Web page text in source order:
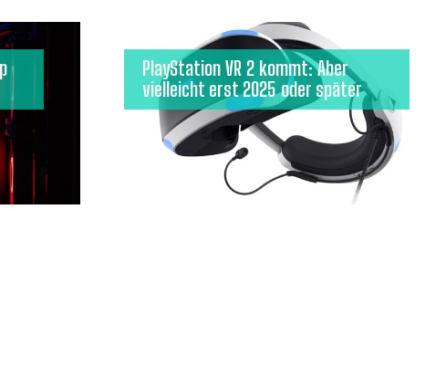
PlayStation VR 2 kommt: Aber
vielleicht erst 2025 oder später